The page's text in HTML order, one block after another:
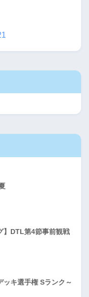
】DTL第4節事前観戦
ッキ選手権 Sランク～